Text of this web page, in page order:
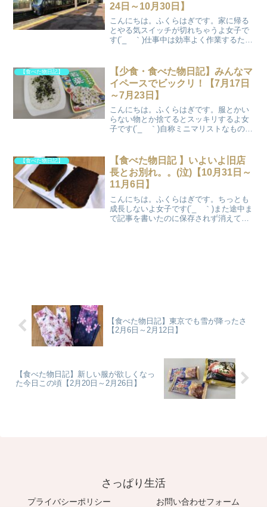
24日～10月30日】
こんにちは。ふくらはぎです。家に帰る
とやる気スイッチが切れちゃうよ女子で
す(´_ゝ｀)仕事中は効率よく作業するため
ら速攻帰ります。電車の中でも家帰った
らあれやろう、これ...
【食べた物日記】
【少食・食べた物日記】みんなマ
イペースでビックリ！【7月17日
～7月23日】
こんにちは。ふくらはぎです。服とかい
らない物とか捨てるとスッキリするよ女
子です(´_ゝ｀)自称ミニマリストなもので
が遅くなってしまいましたすいません。
全部夏のせいです(...
【食べた物日記】
【食べた物日記 】いよいよ旧店
長とお別れ。。(泣)【10月31日～
11月6日】
こんにちは。ふくらはぎです。ちっとも
成長しないよ女子です(´_ゝ｀)また途中ま
で記事を書いたのに保存されず消えてし
【食べた物日記】東京でも雪が降ったさ
【2月6日～2月12日】
【食べた物日記】新しい服が欲しくなっ
た今日この頃【2月20日～2月26日】
さっぱり生活
プライバシーポリシー お問い合わせフォーム